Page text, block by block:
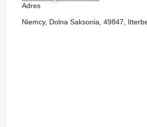
Adres
Niemcy, Dolna Saksonia, 49847,